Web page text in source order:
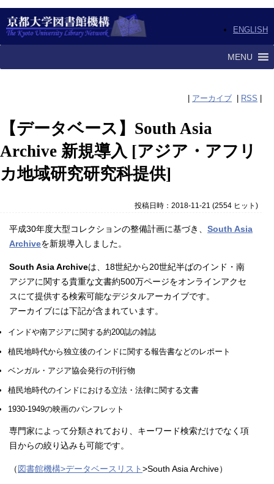
ENGLISH
MENU
アーカイブ RSS
【データベース】South Asia
Archive 新規導入 [アジア・アフリ
カ地域研究研究科提供]
投稿日時：2018-11-21 (2554 ヒット )
平成30年度大型コレクションの整備計画に基づき、 South Asia
Archiveを新規導入しました。
South Asia Archiveは、18世紀から20世紀半ばのインド・南
アジアに関する貴重な文書約500万ページをオンラインアクセ
スにて提供する検索可能なデジタルアーカイブです。
アーカイブには下記が含まれています。
インドや南アジアに関する約200誌の雑誌
植民地時代から独立後のインドに関する報告書などのレポート
ベンガル・アジア協会発行の刊行物
植民地時代のインドにおける立法・法律に関する文書
1930-1949の映画のパンフレット
専門家によって分類されており、キーワード検索だけでなく項
目からの絞り込みも可能です。
（ 図書館機構>データベースリスト>South Asia Archive）